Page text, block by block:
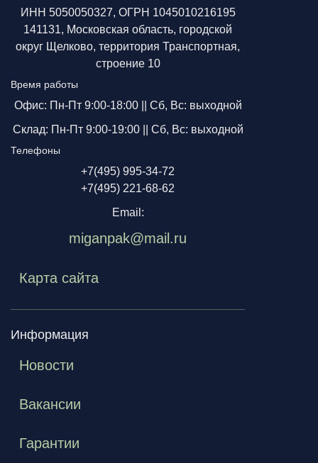
ИНН 5050050327, ОГРН 1045010216195
141131, Московская область, городской
округ Щелково, территория Транспортная,
строение 10
Время работы
Офис: Пн-Пт 9:00-18:00 || Сб, Вс: выходной
Склад: Пн-Пт 9:00-19:00 || Сб, Вс: выходной
Телефоны
+7(495) 995-34-72
+7(495) 221-68-62
Email:
miganpak@mail.ru
Карта сайта
Информация
Новости
Вакансии
Гарантии